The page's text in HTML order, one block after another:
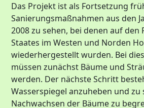
Das Projekt ist als Fortsetzung
Sanierungsmaßnahmen aus den
2008 zu sehen, bei denen auf den
Staates im Westen und Norden
wiederhergestellt wurden. Bei
müssen zunächst Bäume und
werden. Der nächste Schritt
Wasserspiegel anzuheben und zu
Nachwachsen der Bäume zu